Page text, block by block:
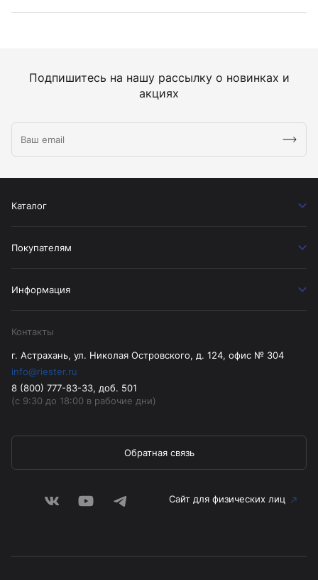
Подпишитесь на нашу рассылку о новинках и
акциях
Каталог
Покупателям
Информация
Контакты
г. Астрахань, ул. Николая Островского, д. 124, офис № 304
info@riester.ru
8 (800) 777-83-33, доб. 501
(с 9:30 до 18:00 в рабочие дни)
Обратная связь
Сайт для физических лиц